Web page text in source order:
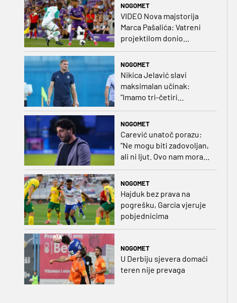
NOGOMET
VIDEO Nova majstorija
Marca Pašalića: Vatreni
projektilom donio
NOGOMET
Nikica Jelavić slavi
maksimalan učinak:
"Imamo tri-četiri
NOGOMET
Carević unatoč porazu:
"Ne mogu biti zadovoljan,
ali ni ljut. Ovo nam mora
biti putokaz"
NOGOMET
Hajduk bez prava na
pogrešku, Garcia vjeruje
pobjednicima
NOGOMET
U Derbiju sjevera domaći
teren nije prevaga